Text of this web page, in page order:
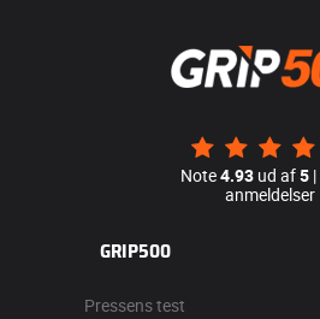
Note4.93 ud af5 |
anmeldelser
GRIP500
Pressens test